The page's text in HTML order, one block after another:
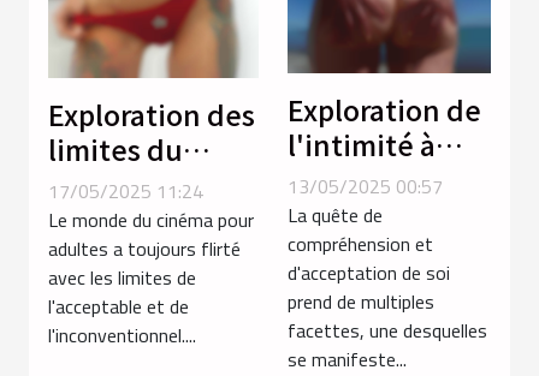
Exploration des
limites du
porno extrême
avec des
thèmes non
conventionnels
17/05/2025 11:24
Le monde du cinéma pour
adultes a toujours flirté
avec les limites de
l'acceptable et de
l'inconventionnel....
Exploration de
l'intimité à
travers les
services
téléphoniques
transgenres
13/05/2025 00:57
La quête de
compréhension et
d'acceptation de soi
prend de multiples
facettes, une desquelles
se manifeste...